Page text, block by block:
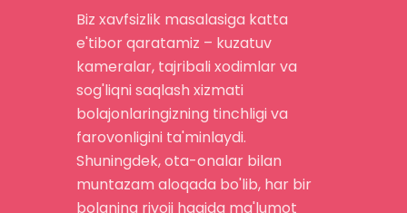
Biz xavfsizlik masalasiga katta
e'tibor qaratamiz – kuzatuv
kameralar, tajribali xodimlar va
sog'liqni saqlash xizmati
bolajonlaringizning tinchligi va
farovonligini ta'minlaydi.
Shuningdek, ota-onalar bilan
muntazam aloqada bo'lib, har bir
bolaning rivoji haqida ma'lumot